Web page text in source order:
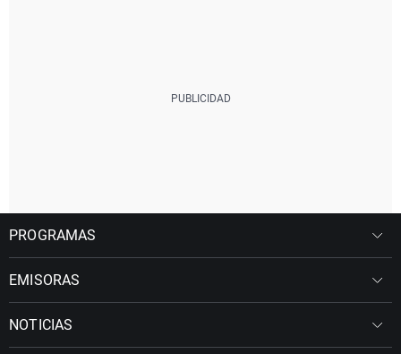
PROGRAMAS
EMISORAS
NOTICIAS